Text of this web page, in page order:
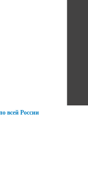
всей России